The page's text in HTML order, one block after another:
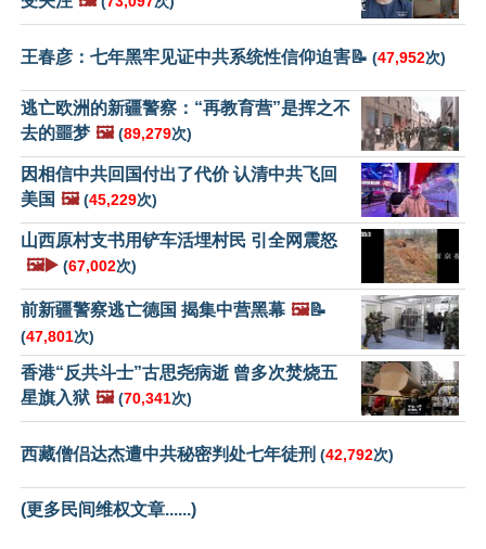
王春彦：七年黑牢见证中共系统性信仰迫害📝 (47,952次)
逃亡欧洲的新疆警察：“再教育营”是挥之不
去的噩梦 🖼️ (89,279次)
因相信中共回国付出了代价 认清中共飞回
美国 🖼️ (45,229次)
山西原村支书用铲车活埋村民 引全网震怒
🖼️▶️ (67,002次)
前新疆警察逃亡德国 揭集中营黑幕 🖼️📝
(47,801次)
香港“反共斗士”古思尧病逝 曾多次焚烧五
星旗入狱 🖼️ (70,341次)
西藏僧侣达杰遭中共秘密判处七年徒刑 (42,792次)
(更多民间维权文章......)